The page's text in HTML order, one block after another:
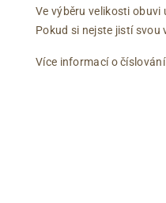
Ve výběru velikosti obuvi
Pokud si nejste jistí svou
Více informací o